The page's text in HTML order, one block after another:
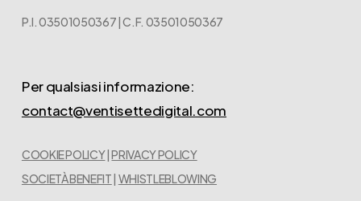
P.I. 03501050367 | C.F. 03501050367
Per qualsiasi informazione:
contact@ventisettedigital.com
COOKIE POLICY|PRIVACY POLICY
SOCIETÀ BENEFIT| WHISTLEBLOWING